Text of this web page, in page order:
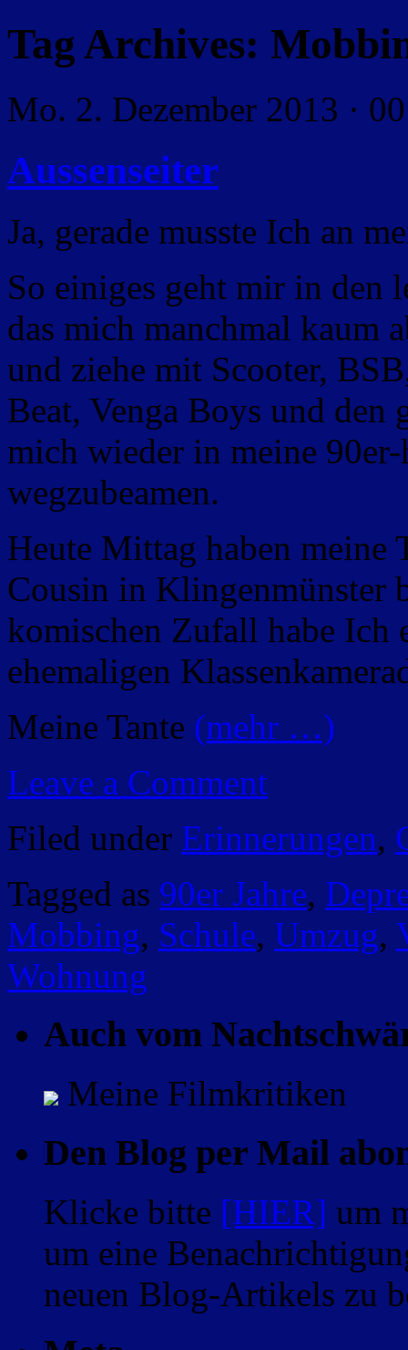
Tag Archives:
Mo. 2. Dezember 2013 ·
Aussenseiter
Ja, gerade musste Ich an
So einiges geht mir in den
das mich manchmal kaum
und ziehe mit Scooter,
Beat, Venga Boys und den
mich wieder in meine
wegzubeamen.
Heute Mittag haben meine
Cousin in Klingenmünster
komischen Zufall habe Ich
ehemaligen
Meine Tante (mehr …)
Leave a Comment
Filed under Erinnerungen,
Tagged as 90er Jahre,
Mobbing, Schule, Umzug,
Wohnung
Auch vom
Meine Filmkritiken
Den Blog per Mail
Klicke bitte [HIER] um
um eine
neuen Blog-Artikels zu